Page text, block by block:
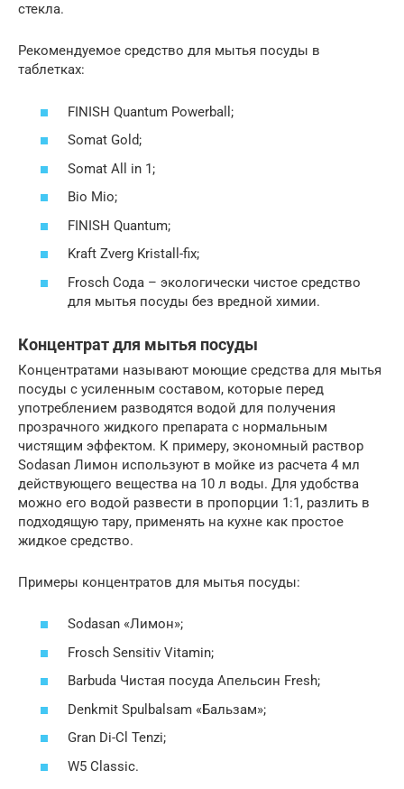
стекла.
Рекомендуемое средство для мытья посуды в
таблетках:
FINISH Quantum Powerball;
Somat Gold;
Somat All in 1;
Bio Mio;
FINISH Quantum;
Kraft Zverg Kristall-fix;
Frosch Сода – экологически чистое средство
для мытья посуды без вредной химии.
Концентрат для мытья посуды
Концентратами называют моющие средства для мытья
посуды с усиленным составом, которые перед
употреблением разводятся водой для получения
прозрачного жидкого препарата с нормальным
чистящим эффектом. К примеру, экономный раствор
Sodasan Лимон используют в мойке из расчета 4 мл
действующего вещества на 10 л воды. Для удобства
можно его водой развести в пропорции 1:1, разлить в
подходящую тару, применять на кухне как простое
жидкое средство.
Примеры концентратов для мытья посуды:
Sodasan «Лимон»;
Frosch Sensitiv Vitamin;
Barbuda Чистая посуда Апельсин Fresh;
Denkmit Spulbalsam «Бальзам»;
Gran Di-Cl Tenzi;
W5 Classic.